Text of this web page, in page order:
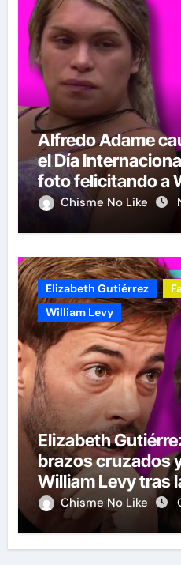
Alfredo Adame
el Día
foto felicitando a
Chisme No Like
Elizabeth Gutiérrez
William Levy
Elizabeth
brazos cruzados
William Levy tras
de demandas
Chisme No Like